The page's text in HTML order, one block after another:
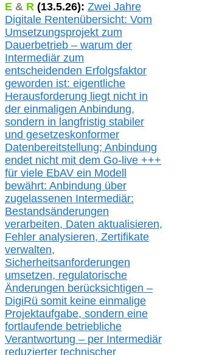
E & R (13.5.26): Zwei Jahre
Digitale Rentenübersicht: Vom
Umsetzungsprojekt zum
Dauerbetrieb – warum der
Intermediär zum
entscheidenden Erfolgsfaktor
geworden ist: eigentliche
Herausforderung liegt nicht in
der einmaligen Anbindung,
sondern in langfristig stabiler
und gesetzeskonformer
Datenbereitstellung; Anbindung
endet nicht mit dem Go-live +++
für viele EbAV ein Modell
bewährt: Anbindung über
zugelassenen Intermediär:
Bestandsänderungen
verarbeiten, Daten aktualisieren,
Fehler analysieren, Zertifikate
verwalten,
Sicherheitsanforderungen
umsetzen, regulatorische
Änderungen berücksichtigen –
DigiRü somit keine einmalige
Projektaufgabe, sondern eine
fortlaufende betriebliche
Verantwortung – per Intermediär
reduzierter technischer